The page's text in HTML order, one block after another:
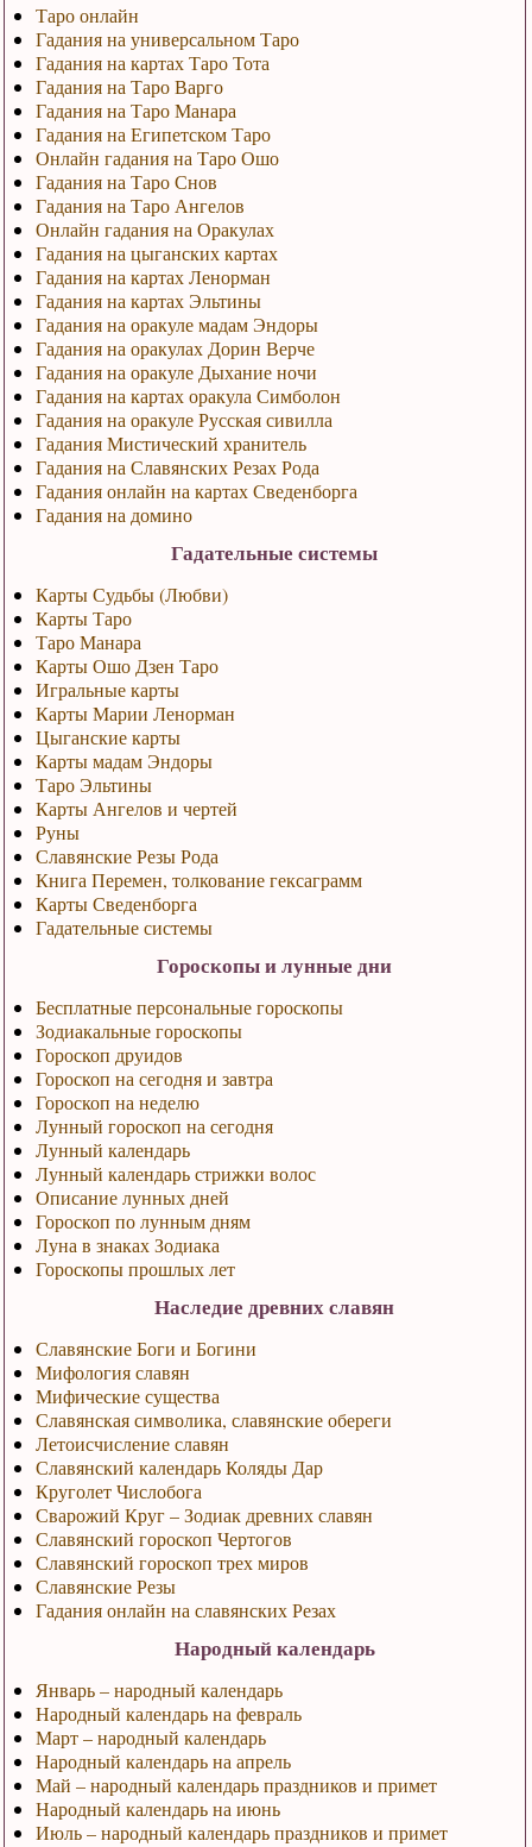
Таро онлайн
Гадания на универсальном Таро
Гадания на картах Таро Тота
Гадания на Таро Варго
Гадания на Таро Манара
Гадания на Египетском Таро
Онлайн гадания на Таро Ошо
Гадания на Таро Снов
Гадания на Таро Ангелов
Онлайн гадания на Оракулах
Гадания на цыганских картах
Гадания на картах Ленорман
Гадания на картах Эльтины
Гадания на оракуле мадам Эндоры
Гадания на оракулах Дорин Верче
Гадания на оракуле Дыхание ночи
Гадания на картах оракула Симболон
Гадания на оракуле Русская сивилла
Гадания Мистический хранитель
Гадания на Славянских Резах Рода
Гадания онлайн на картах Сведенборга
Гадания на домино
Гадательные системы
Карты Судьбы (Любви)
Карты Таро
Таро Манара
Карты Ошо Дзен Таро
Игральные карты
Карты Марии Ленорман
Цыганские карты
Карты мадам Эндоры
Таро Эльтины
Карты Ангелов и чертей
Руны
Славянские Резы Рода
Книга Перемен, толкование гексаграмм
Карты Сведенборга
Гадательные системы
Гороскопы и лунные дни
Бесплатные персональные гороскопы
Зодиакальные гороскопы
Гороскоп друидов
Гороскоп на сегодня и завтра
Гороскоп на неделю
Лунный гороскоп на сегодня
Лунный календарь
Лунный календарь стрижки волос
Описание лунных дней
Гороскоп по лунным дням
Луна в знаках Зодиака
Гороскопы прошлых лет
Наследие древних славян
Славянские Боги и Богини
Мифология славян
Мифические существа
Славянская символика, славянские обереги
Летоисчисление славян
Славянский календарь Коляды Дар
Круголет Числобога
Сварожий Круг – Зодиак древних славян
Славянский гороскоп Чертогов
Славянский гороскоп трех миров
Славянские Резы
Гадания онлайн на славянских Резах
Народный календарь
Январь – народный календарь
Народный календарь на февраль
Март – народный календарь
Народный календарь на апрель
Май – народный календарь праздников и примет
Народный календарь на июнь
Июль – народный календарь праздников и примет